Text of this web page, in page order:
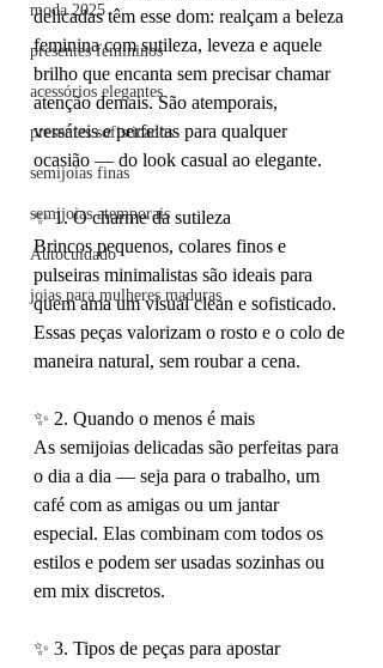
moda 2025
presentes femininos
acessórios elegantes
presentes sofisticados
semijoias finas
semijoias atemporais
Autocuidado
joias para mulheres maduras
delicadas têm esse dom: realçam a beleza
feminina com sutileza, leveza e aquele
brilho que encanta sem precisar chamar
atenção demais. São atemporais,
versáteis e perfeitas para qualquer
ocasião — do look casual ao elegante.
✨ 1. O charme da sutileza
Brincos pequenos, colares finos e
pulseiras minimalistas são ideais para
quem ama um visual clean e sofisticado.
Essas peças valorizam o rosto e o colo de
maneira natural, sem roubar a cena.
✨ 2. Quando o menos é mais
As semijoias delicadas são perfeitas para
o dia a dia — seja para o trabalho, um
café com as amigas ou um jantar
especial. Elas combinam com todos os
estilos e podem ser usadas sozinhas ou
em mix discretos.
✨ 3. Tipos de peças para apostar